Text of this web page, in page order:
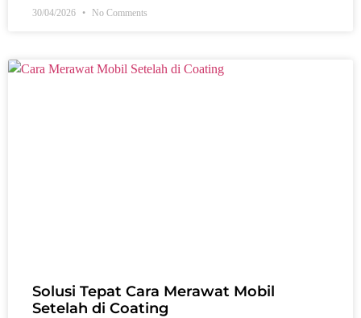
30/04/2026 No Comments
Solusi Tepat Cara Merawat Mobil
Setelah di Coating